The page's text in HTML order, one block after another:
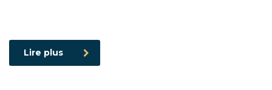
Lire plus